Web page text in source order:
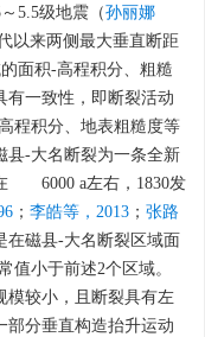
5.5级地震（孙丽娜
以来两侧最大垂直断距
面积-高程积分、粗糙
有一致性，即断裂活动
程积分、地表粗糙度等
县-大名断裂为一条全新
6000 a左右，1830发
； 李皓等，2013 ； 张路
在磁县-大名断裂区域面
值小于前述2个区域。
模较小，且断裂具有左
部分垂直构造抬升运动